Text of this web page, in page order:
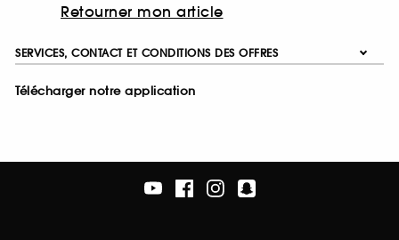
Retourner mon article
SERVICES, CONTACT ET CONDITIONS DES OFFRES
Télécharger notre application